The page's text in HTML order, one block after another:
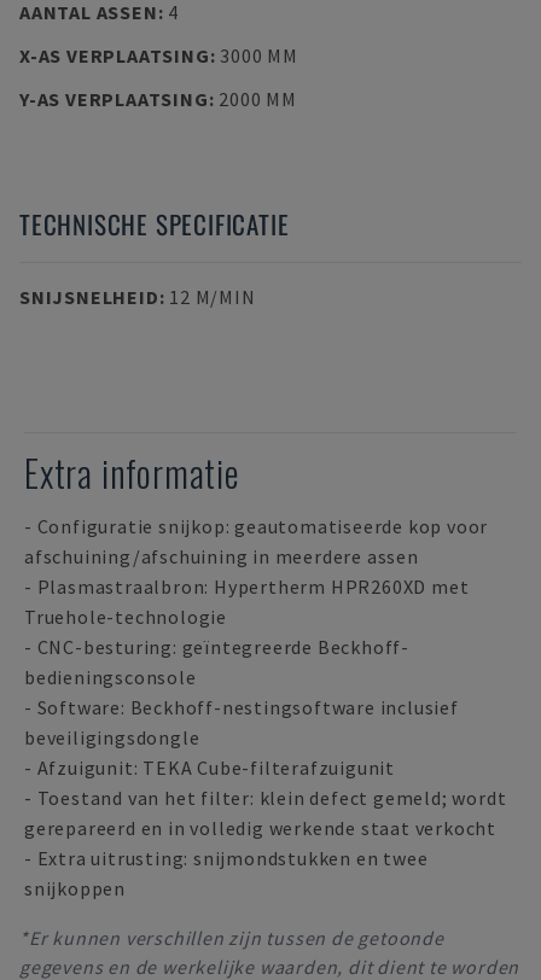
AANTAL ASSEN: 4
X-AS VERPLAATSING: 3000 MM
Y-AS VERPLAATSING: 2000 MM
TECHNISCHE SPECIFICATIE
SNIJSNELHEID: 12 M/MIN
Extra informatie
- Configuratie snijkop: geautomatiseerde kop voor
afschuining/afschuining in meerdere assen
- Plasmastraalbron: Hypertherm HPR260XD met
Truehole-technologie
- CNC-besturing: geïntegreerde Beckhoff-
bedieningsconsole
- Software: Beckhoff-nestingsoftware inclusief
beveiligingsdongle
- Afzuigunit: TEKA Cube-filterafzuigunit
- Toestand van het filter: klein defect gemeld; wordt
gerepareerd en in volledig werkende staat verkocht
- Extra uitrusting: snijmondstukken en twee
snijkoppen
*Er kunnen verschillen zijn tussen de getoonde
gegevens en de werkelijke waarden, dit dient te worden